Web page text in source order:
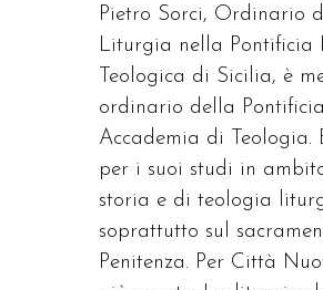
Pietro Sorci, Ordinario
Liturgia nella Pontificia
Teologica di Sicilia, è
ordinario della Pontificia
Accademia di Teologia.
per i suoi studi in
storia e di teologia
soprattutto sul
Penitenza. Per Città